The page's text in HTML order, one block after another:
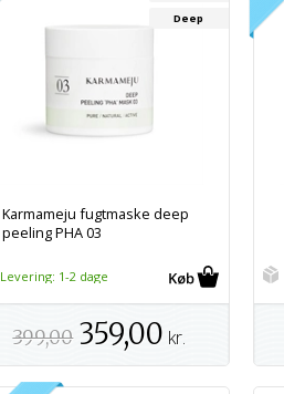
Karmameju fugtmaske deep
peeling PHA 03
Deep
Levering: 1-2 dage
399,00 359,00 kr.